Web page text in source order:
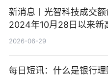
新消息丨光智科技成交额
2024年10月28日以来新
2026-06-29
每日短讯：什么是银行理